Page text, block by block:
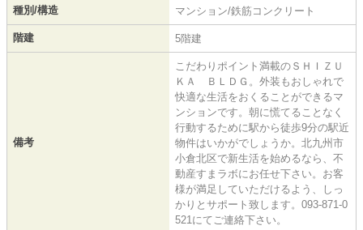
種別/構造 マンション/鉄筋コンクリート
階建 5階建
備考
こだわりポイント満載のＳＨＩＺＵ
ＫＡ ＢＬＤＧ。外装もおしゃれで
快適な生活をおくることができるマ
ンションです。朝に慌てることなく
行動するために駅から徒歩9分の駅近
物件はいかがでしょうか。北九州市
小倉北区で新生活を始めるなら、不
動産すまラボにお任せ下さい。お客
様が満足していただけるよう、しっ
かりとサポート致します。093-871-0
521にてご連絡下さい。